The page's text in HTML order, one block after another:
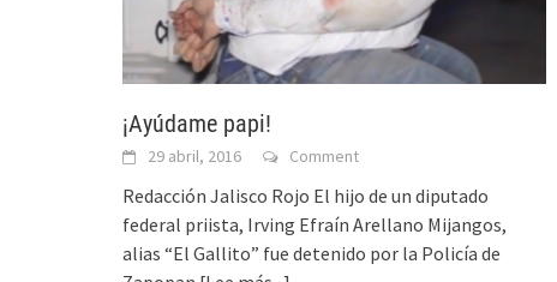
¡Ayúdame papi!
29 abril, 2016 Comment
Redacción Jalisco Rojo El hijo de un diputado
federal priista, Irving Efraín Arellano Mijangos,
alias “El Gallito” fue detenido por la Policía de